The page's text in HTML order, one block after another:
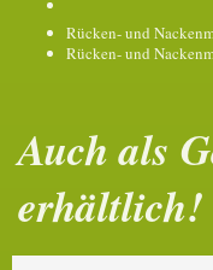
Rücken- und
Rücken- und
Auch als
erhältlich!